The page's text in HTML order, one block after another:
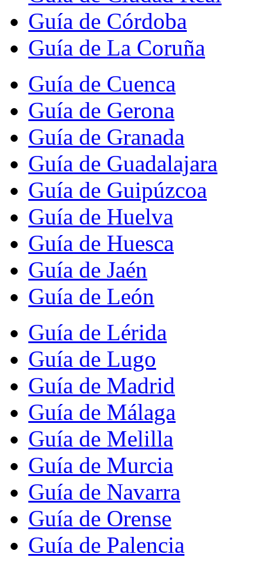
Guía de Córdoba
Guía de La Coruña
Guía de Cuenca
Guía de Gerona
Guía de Granada
Guía de Guadalajara
Guía de Guipúzcoa
Guía de Huelva
Guía de Huesca
Guía de Jaén
Guía de León
Guía de Lérida
Guía de Lugo
Guía de Madrid
Guía de Málaga
Guía de Melilla
Guía de Murcia
Guía de Navarra
Guía de Orense
Guía de Palencia